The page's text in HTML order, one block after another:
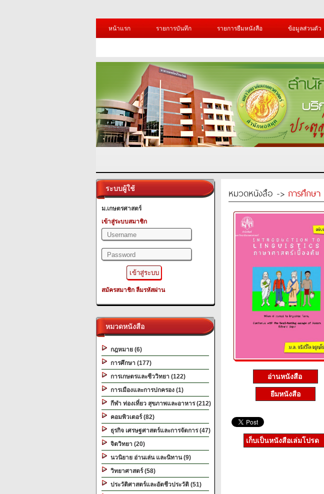
หน้าแรก
รายการบันทึก รายการยืมหนังสือ ข้อมูลส่วนตัว
ระบบผู้ใช้
ม.เกษตรศาสตร์
เข้าสู่ระบบสมาชิก
สมัครสมาชิก ลืมรหัสผ่าน
หมวดหนังสือ
กฎหมาย (6)
การศึกษา (177)
การเกษตรและชีววิทยา (122)
การเมืองและการปกครอง (1)
กีฬา ท่องเที่ยว สุขภาพและอาหาร (212)
คอมพิวเตอร์ (82)
ธุรกิจ เศรษฐศาสตร์และการจัดการ (47)
จิตวิทยา (20)
นวนิยาย อ่านเล่น และนิทาน (9)
วิทยาศาสตร์ (58)
ประวัติศาสตร์และอัตชีวประวัติ (51)
หมวดหนังสือ -> การศึกษา
อ่านหนังสือ
ยืมหนังสือ
เก็บเป็นหนังสือเล่มโปรด